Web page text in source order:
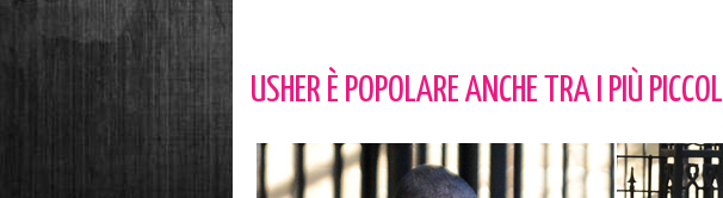
USHER È POPOLARE ANCHE TRA I PIÙ PICCOLI